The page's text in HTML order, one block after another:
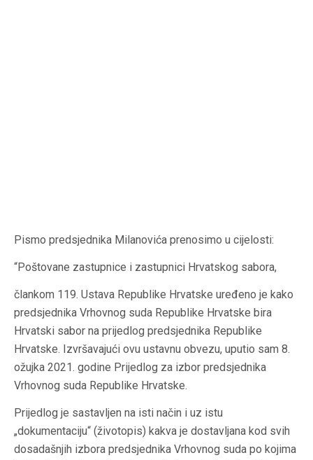
Pismo predsjednika Milanovića prenosimo u cijelosti:
“Poštovane zastupnice i zastupnici Hrvatskog sabora,
člankom 119. Ustava Republike Hrvatske uređeno je kako
predsjednika Vrhovnog suda Republike Hrvatske bira
Hrvatski sabor na prijedlog predsjednika Republike
Hrvatske. Izvršavajući ovu ustavnu obvezu, uputio sam 8.
ožujka 2021. godine Prijedlog za izbor predsjednika
Vrhovnog suda Republike Hrvatske.
Prijedlog je sastavljen na isti način i uz istu
„dokumentaciju“ (životopis) kakva je dostavljana kod svih
dosadašnjih izbora predsjednika Vrhovnog suda po kojima